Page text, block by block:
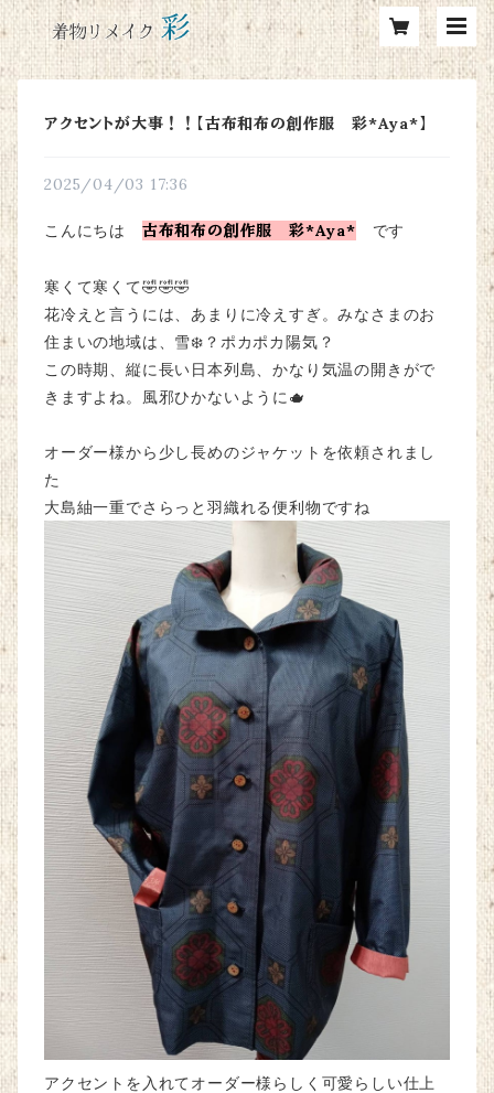
アクセントが大事！！【古布和布の創作服 彩*Aya*】
2025/04/03 17:36
こんにちは 古布和布の創作服 彩*Aya* です
寒くて寒くて🤣🤣🤣
花冷えと言うには、あまりに冷えすぎ。みなさまのお
住まいの地域は、雪❄️？ポカポカ陽気？
この時期、縦に長い日本列島、かなり気温の開きがで
きますよね。風邪ひかないように🫖
オーダー様から少し長めのジャケットを依頼されまし
た
大島紬一重でさらっと羽織れる便利物ですね
アクセントを入れてオーダー様らしく可愛らしい仕上